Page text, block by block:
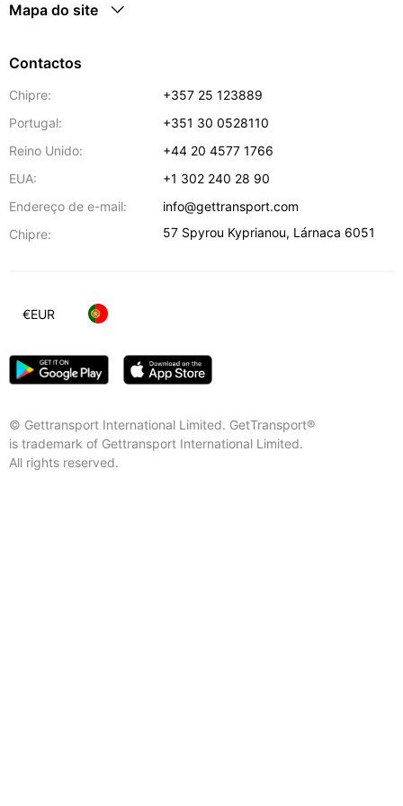
Mapa do site
Contactos
Chipre:
+357 25 123889
Portugal:
+351 30 0528110
Reino Unido:
+44 20 4577 1766
EUA:
+1 302 240 28 90
Endereço de e-mail:
info@gettransport.com
Chipre:
57 Spyrou Kyprianou, Lárnaca 6051
© Gettransport International Limited. GetTransport®
is trademark of Gettransport International Limited.
All rights reserved.
€EUR